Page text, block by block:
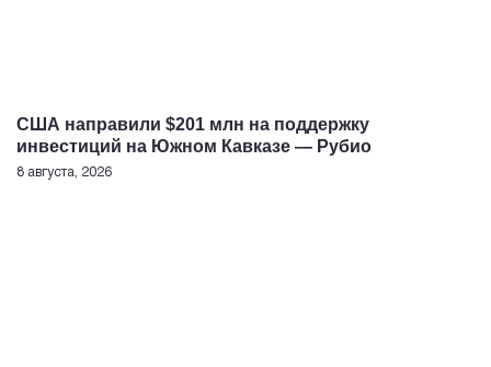
США направили $201 млн на поддержку
инвестиций на Южном Кавказе — Рубио
8 августа, 2026